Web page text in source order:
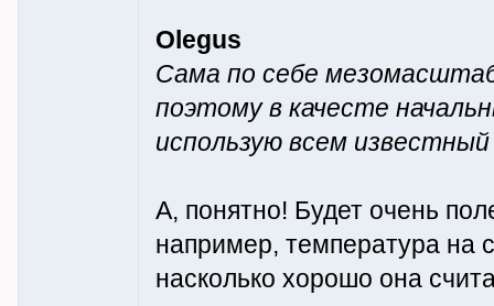
Olegus
Сама по себе
поэтому в качесте
использую всем
А, понятно! Будет очень
например, температура на
насколько хорошо она